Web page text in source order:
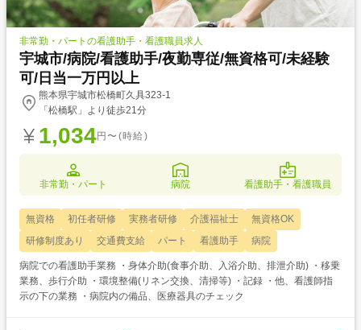
非常勤・パートの看護助手・看護職員求人
宇城市/病院/看護助手/夜勤専従/無資格可/未経験
可/日当一万円以上
熊本県宇城市松橋町久具323-1
「松橋駅」より徒歩21分
1,034円〜(時給)
非常勤・パート 病院 看護助手・看護職員
無資格 初任者研修 実務者研修 介護福祉士
無資格OK
研修制度あり
交通費支給 パート 看護助手 病院
病院での看護助手業務 ・身体介助(食事介助、入浴介助、排泄介助) ・移乗
業務、歩行介助 ・環境整備(リネン交換、清掃等) ・記録 ・他、看護師指
示の下の業務 ・病院内の備品、医療器具のチェック